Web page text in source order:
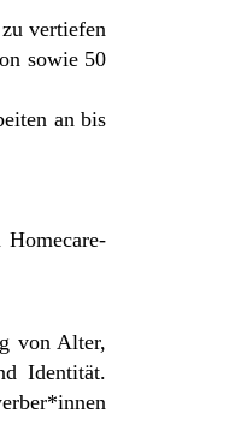
vertiefen
sowie 50
an bis
von Alter,
Identität.